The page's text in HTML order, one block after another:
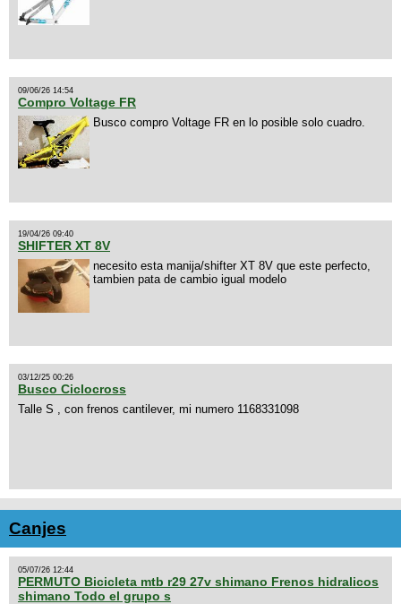
09/06/26 14:54
Compro Voltage FR
Busco compro Voltage FR en lo posible solo cuadro.
19/04/26 09:40
SHIFTER XT 8V
necesito esta manija/shifter XT 8V que este perfecto,
tambien pata de cambio igual modelo
03/12/25 00:26
Busco Ciclocross
Talle S , con frenos cantilever, mi numero 1168331098
Canjes
05/07/26 12:44
PERMUTO Bicicleta mtb r29 27v shimano Frenos hidralicos
shimano Todo el grupo s